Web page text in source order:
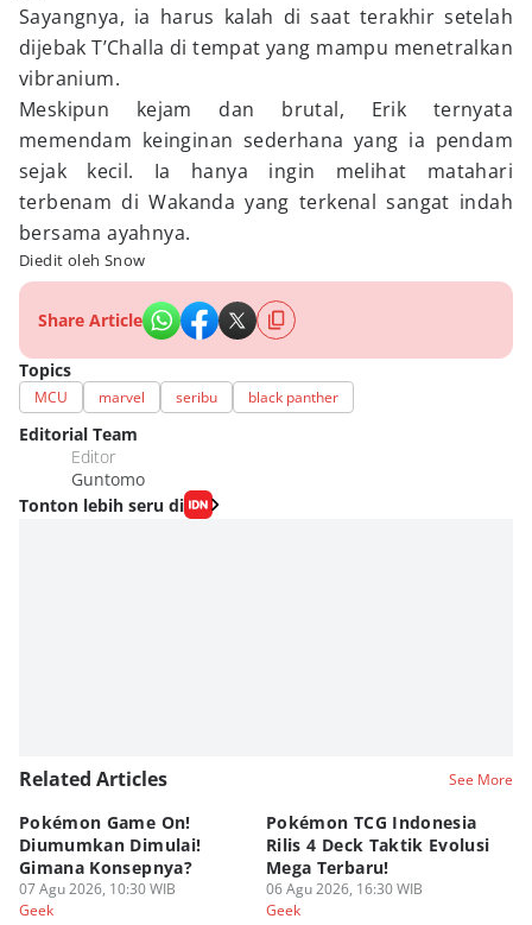
Sayangnya, ia harus kalah di saat terakhir setelah
dijebak T’Challa di tempat yang mampu menetralkan
vibranium.
Meskipun kejam dan brutal, Erik ternyata
memendam keinginan sederhana yang ia pendam
sejak kecil. Ia hanya ingin melihat matahari
terbenam di Wakanda yang terkenal sangat indah
bersama ayahnya.
Diedit oleh Snow
Share Article
Topics
MCU marvel seribu black panther
Editorial Team
Editor
Guntomo
Tonton lebih seru di
Related Articles See More
Pokémon Game On!
Diumumkan Dimulai!
Gimana Konsepnya?
07 Agu 2026, 10:30 WIB
Geek
Pokémon TCG Indonesia
Rilis 4 Deck Taktik Evolusi
Mega Terbaru!
06 Agu 2026, 16:30 WIB
Geek